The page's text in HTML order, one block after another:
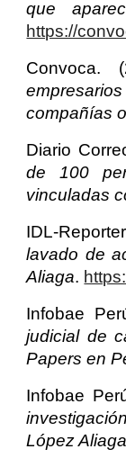
que
https://
Convoca.
compañías
Diario
de 100
vinculadas
IDL-
lavado de
Aliaga.
Infobae
judicial de
Papers en
Infobae
López